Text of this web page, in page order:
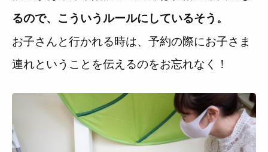
るので、こういうルールにしているそう。
お子さんと行かれる時は、予約の際にお子さま
連れということを伝えるのをお忘れなく！